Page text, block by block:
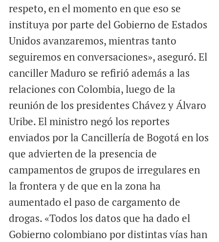
respeto, en el momento en que eso se
instituya por parte del Gobierno de Estados
Unidos avanzaremos, mientras tanto
seguiremos en conversaciones», aseguró. El
canciller Maduro se refirió además a las
relaciones con Colombia, luego de la
reunión de los presidentes Chávez y Álvaro
Uribe. El ministro negó los reportes
enviados por la Cancillería de Bogotá en los
que advierten de la presencia de
campamentos de grupos de irregulares en
la frontera y de que en la zona ha
aumentado el paso de cargamento de
drogas. «Todos los datos que ha dado el
Gobierno colombiano por distintas vías han